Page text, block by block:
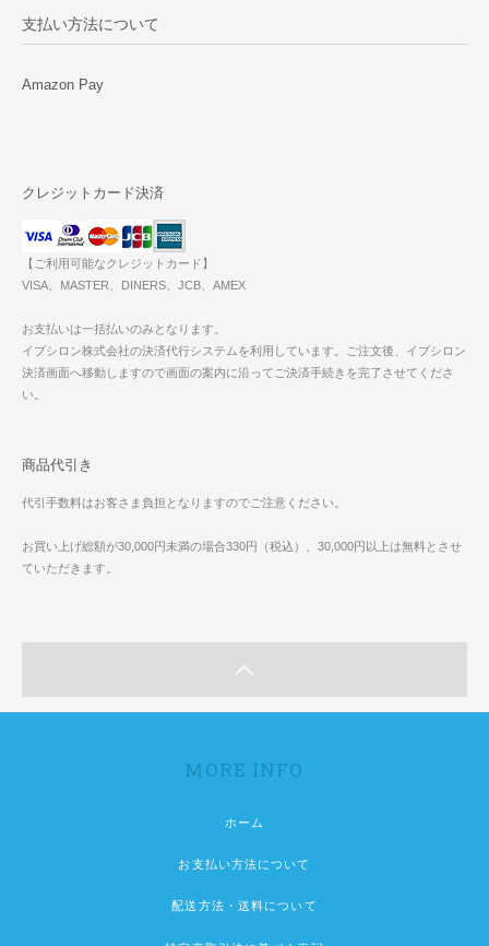
支払い方法について
Amazon Pay
クレジットカード決済
【ご利用可能なクレジットカード】
VISA、MASTER、DINERS、JCB、AMEX
お支払いは一括払いのみとなります。
イプシロン株式会社の決済代行システムを利用しています。ご注文後、イプシロン
決済画面へ移動しますので画面の案内に沿ってご決済手続きを完了させてくださ
い。
商品代引き
代引手数料はお客さま負担となりますのでご注意ください。
お買い上げ総額が30,000円未満の場合330円（税込）、30,000円以上は無料とさせ
ていただきます。
MORE INFO
ホーム
お支払い方法について
配送方法・送料について